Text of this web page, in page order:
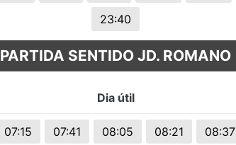
23:40
PARTIDA SENTIDO JD. ROMANO
Dia útil
07:15 07:41 08:05 08:21 08:37